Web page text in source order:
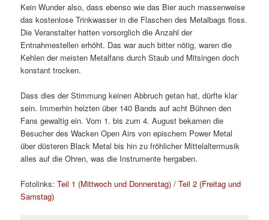
Kein Wunder also, dass ebenso wie das Bier auch massenweise
das kostenlose Trinkwasser in die Flaschen des Metalbags floss.
Die Veranstalter hatten vorsorglich die Anzahl der
Entnahmestellen erhöht. Das war auch bitter nötig, waren die
Kehlen der meisten Metalfans durch Staub und Mitsingen doch
konstant trocken.
Dass dies der Stimmung keinen Abbruch getan hat, dürfte klar
sein. Immerhin heizten über 140 Bands auf acht Bühnen den
Fans gewaltig ein. Vom 1. bis zum 4. August bekamen die
Besucher des Wacken Open Airs von epischem Power Metal
über düsteren Black Metal bis hin zu fröhlicher Mittelaltermusik
alles auf die Ohren, was die Instrumente hergaben.
Fotolinks:Teil 1 (Mittwoch und Donnerstag) /Teil 2 (Freitag und
Samstag)